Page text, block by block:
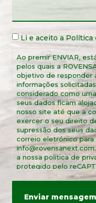
Aviso
legal
Li e aceito a Política
Ao premir ENVIAR,
pelos quais a
objetivo de responder
informações
considerado como
seus dados ficam
nosso site até que a
exercer o seu direito
supressão dos seus
correio eletrónico
a nossa política de
protegido pelo
privacidade e termos